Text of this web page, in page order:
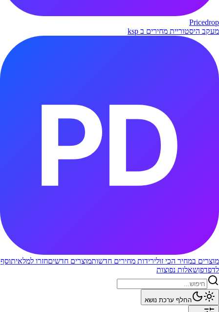
Pricedrop
מעקב היסטוריית מחירים ב ksp
מוצרים במחיר הכי זולירידות מחירים חדשותמוצרים חדשיםחזרו למלאיתוסף
לדפדפןשאלות נפוצות
החלף ערכת נושא